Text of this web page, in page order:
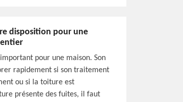
disposition pour une
pour une maison. Son
rapidement si son traitement
ou si la toiture est
présente des fuites, il faut